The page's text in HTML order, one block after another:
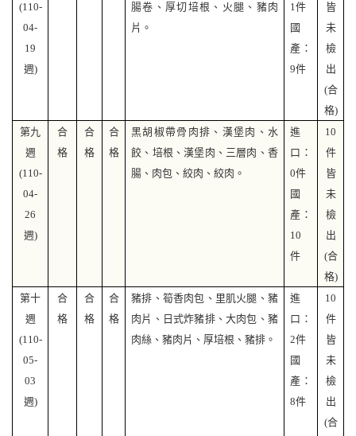
(110-
04-
19
週)
腸卷、厚切培根、火腿、豬肉
片。
1件
國
產：
9件
皆
未
檢
出
(合
格)
第九
週
(110-
04-
26
週)
合
格
合
格
合
格
黑胡椒帶骨肉排、漢堡肉、水
餃、培根、漢堡肉、三層肉、香
腸、肉包、絞肉、絞肉。
進
口：
0件
國
產：
10
件
10
件
皆
未
檢
出
(合
格)
第十
週
(110-
05-
03
週)
合
格
合
格
合
格
豬排、筍香肉包、里肌火腿、豬
肉片、日式炸豬排、大肉包、豬
肉絲、豬肉片、厚培根、豬排。
進
口：
2件
國
產：
8件
10
件
皆
未
檢
出
(合